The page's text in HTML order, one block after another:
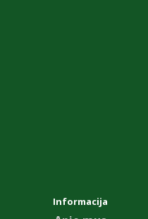
Informacija